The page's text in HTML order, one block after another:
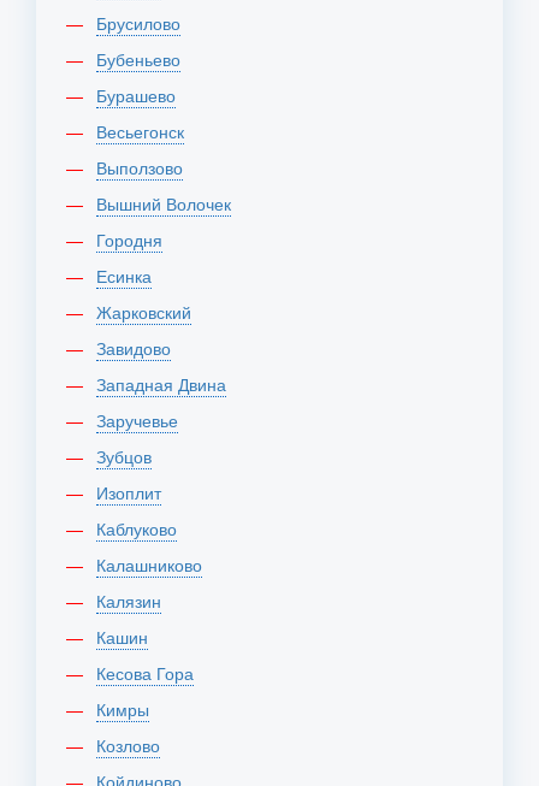
Брусилово
Бубеньево
Бурашево
Весьегонск
Выползово
Вышний Волочек
Городня
Есинка
Жарковский
Завидово
Западная Двина
Заручевье
Зубцов
Изоплит
Каблуково
Калашниково
Калязин
Кашин
Кесова Гора
Кимры
Козлово
Койдиново